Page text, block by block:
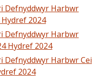
Defnyddwyr Harbwr
2024
Defnyddwyr Harbwr
Hydref 2024
Defnyddwyr Harbwr Cei
2024